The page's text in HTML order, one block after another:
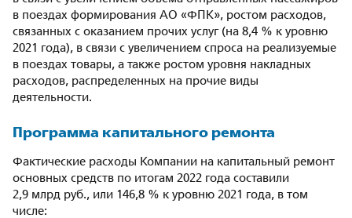
в поездах формирования АО «ФПК», ростом расходов,
связанных с оказанием прочих услуг (на 8,4 % к уровню
2021 года), в связи с увеличением спроса на реализуемые
в поездах товары, а также ростом уровня накладных
расходов, распределенных на прочие виды
деятельности.
Программа капитального ремонта
Фактические расходы Компании на капитальный ремонт
основных средств по итогам 2022 года составили
2,9 млрд руб., или 146,8 % к уровню 2021 года, в том
числе: